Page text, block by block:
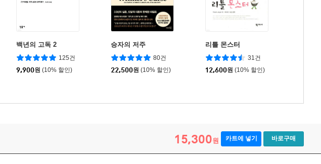
백년의 고독 2
125건
9,900원 (10% 할인)
승자의 저주
80건
22,500원 (10% 할인)
리틀 몬스터
31건
12,600원 (10% 할인)
15,300원 카트에 넣기 바로구매